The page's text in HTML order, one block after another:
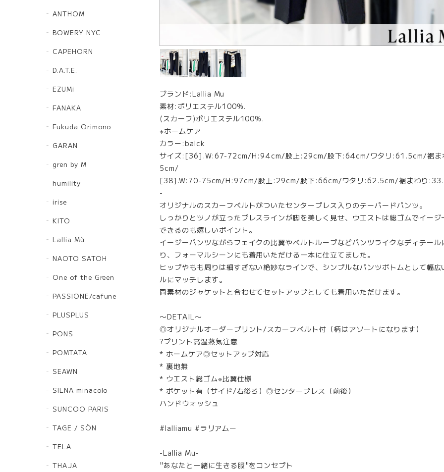
ANTHOM
BOWERY NYC
CAPEHORN
D.A.T.E.
EZUMi
FANAKA
Fukuda Orimono
GARAN
gren by M
humility
irise
KITO
Lallia Mù
NAOTO SATOH
One of the Green
PASSIONE/cafune
PLUSPLUS
PONS
POMTATA
SEAWN
SILNA minacolo
SUNCOO PARIS
TAGE / SÖN
TELA
THAJA
ブランド:Lallia Mu
素材:ポリエステル100%.
(スカーフ)ポリエステル100%.
※ホームケア
カラー:balck
サイズ:[36].W:67-72cm/H:94cm/股上:29cm/股下:64cm/ワタリ:61.5cm/裾ま
5cm/
[38].W:70-75cm/H:97cm/股上:29cm/股下:66cm/ワタリ:62.5cm/裾まわり
-
オリジナルのスカーフベルトがついたセンタープレス入りのテーパードパンツ。
しっかりとツノが立ったプレスラインが脚を美しく見せ、ウエストは総ゴムでイージ
できるのも嬉しいポイント。
イージーパンツながらフェイクの比翼やベルトループなどパンツライクなディテール
り、フォーマルシーンにも着用いただける一本に仕立てました。
ヒップやもも周りは細すぎない絶妙なラインで、シンプルなパンツボトムとして幅広
ルにマッチします。
同素材のジャケットと合わせてセットアップとしても着用いただけます。
〜DETAIL〜
◎オリジナルオーダープリント/スカーフベルト付（柄はアソートになります）
?プリント高温蒸気注意
* ホームケア◎セットアップ対応
* 裏地無
* ウエスト総ゴム※比翼仕様
* ポケット有（サイド/右後ろ）◎センタープレス（前後）
ハンドウォッシュ
#lalliamu #ラリアムー
-Lallia Mu-
"あなたと一緒に生きる服"をコンセプト